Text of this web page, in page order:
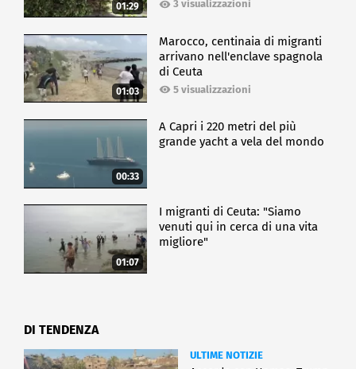
01:29 3 visualizzazioni
01:03
Marocco, centinaia di migranti
arrivano nell'enclave spagnola
di Ceuta
5 visualizzazioni
00:33
A Capri i 220 metri del più
grande yacht a vela del mondo
01:07
I migranti di Ceuta: "Siamo
venuti qui in cerca di una vita
migliore"
DI TENDENZA
ULTIME NOTIZIE